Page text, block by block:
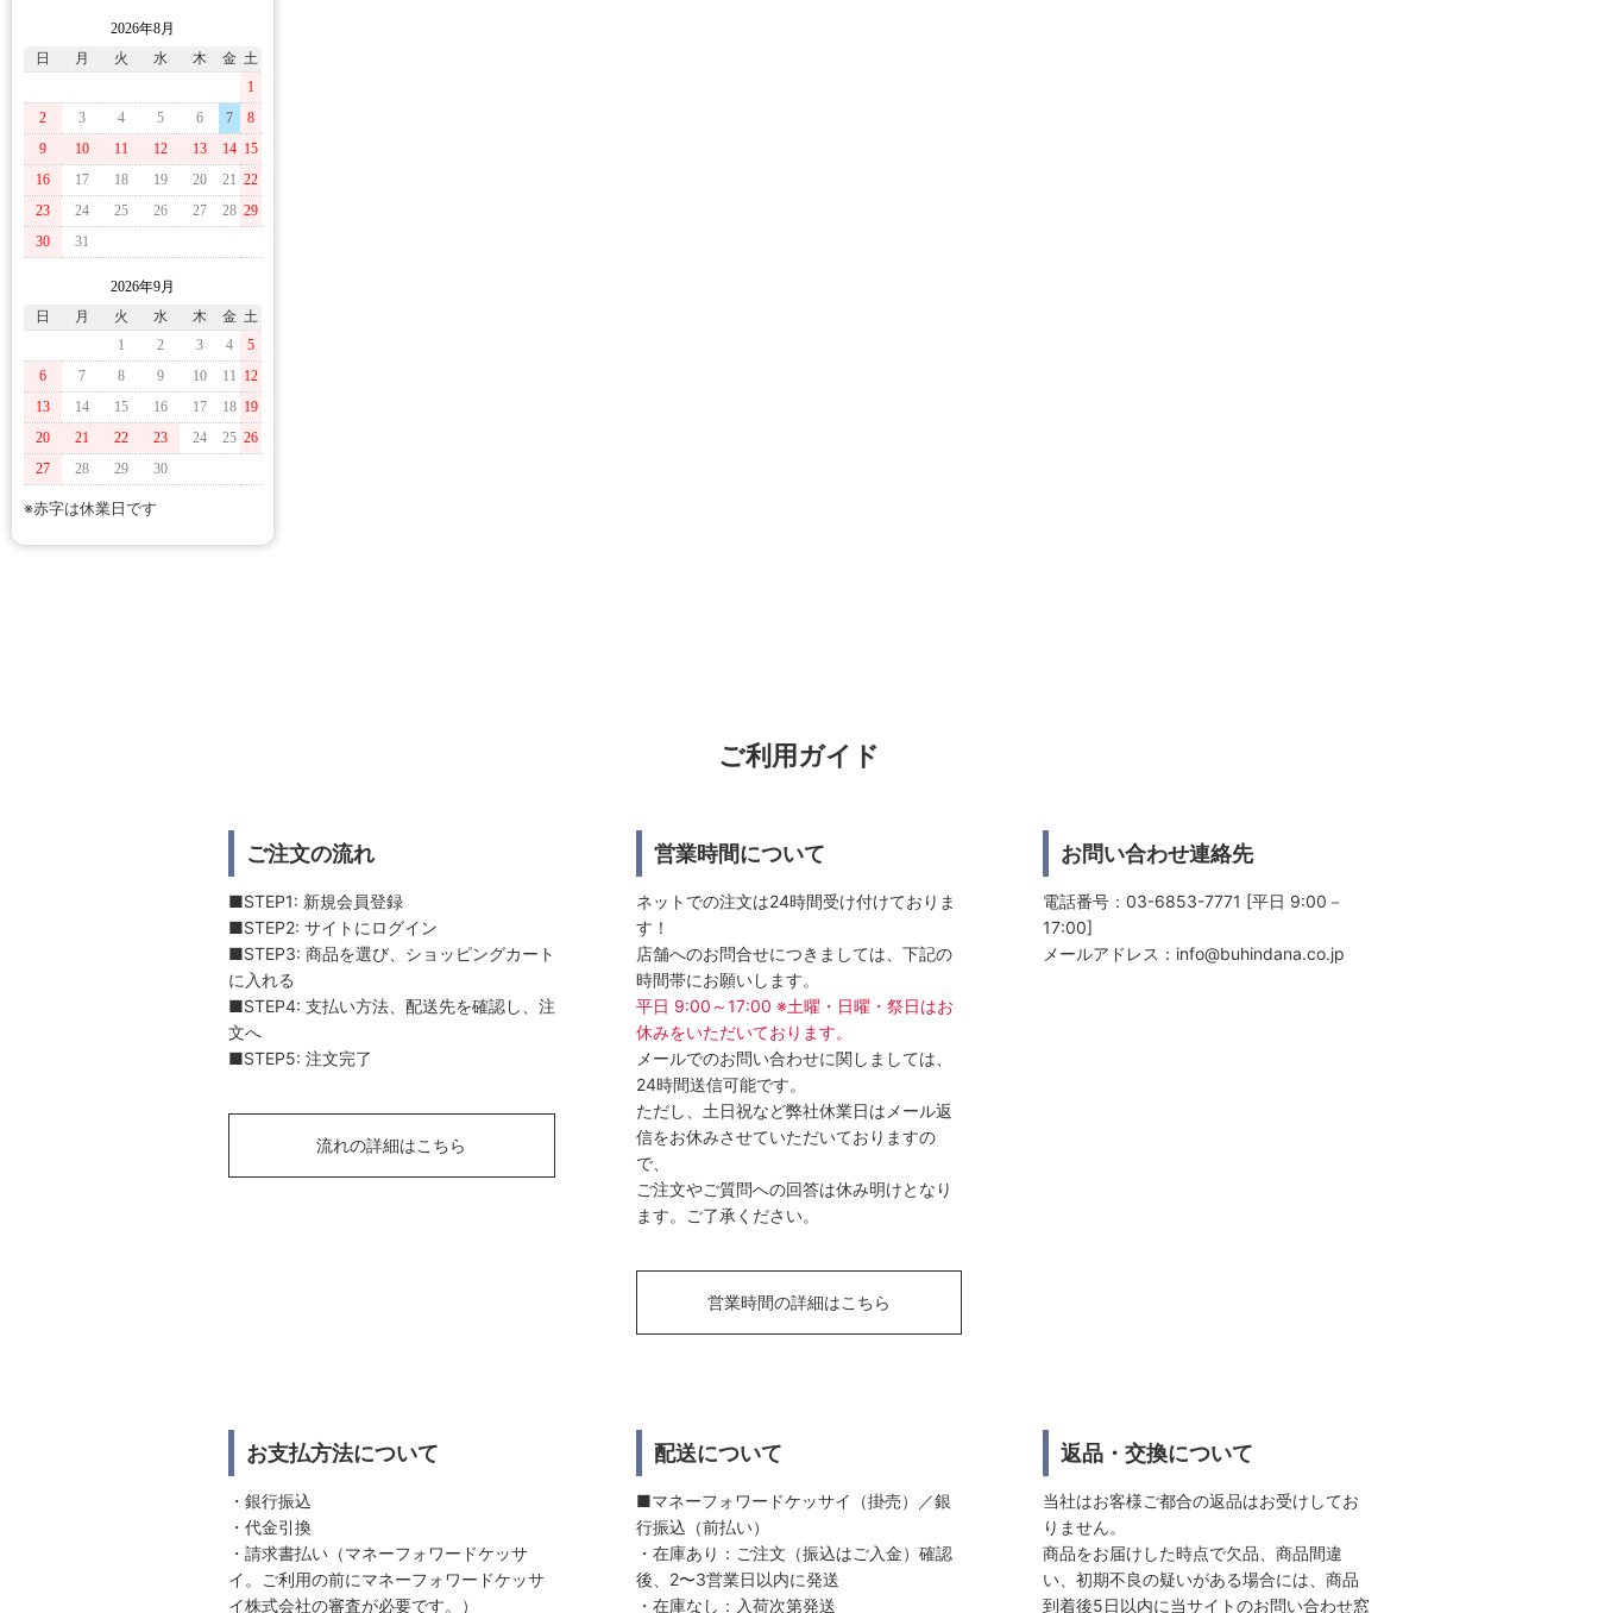
2026年8月
日
月 火 水 木 金 土
1
2
3 4 5 6 7
8
9
10 11 12 13 14 15
16
17 18 19 20 21 22
23
24 25 26 27 28 29
30
31
2026年9月
日
月 火 水 木 金 土
1
2 3 4
5
6
7 8 9 10 11 12
13
14 15 16 17 18 19
20
21 22 23 24 25 26
27
28 29 30
※赤字は休業日です
ご利用ガイド
ご注文の流れ
■STEP1: 新規会員登録
■STEP2: サイトにログイン
■STEP3: 商品を選び、ショッピングカート
に入れる
■STEP4: 支払い方法、配送先を確認し、注
文へ
■STEP5: 注文完了
流れの詳細はこちら
営業時間について
ネットでの注文は24時間受け付けておりま
す！
店舗へのお問合せにつきましては、下記の
時間帯にお願いします。
平日 9:00～17:00 ※土曜・日曜・祭日はお
休みをいただいております。
メールでのお問い合わせに関しましては、
24時間送信可能です。
ただし、土日祝など弊社休業日はメール返
信をお休みさせていただいておりますの
で、
ご注文やご質問への回答は休み明けとなり
ます。ご了承ください。
営業時間の詳細はこちら
お問い合わせ連絡先
電話番号：03-6853-7771 [平日 9:00－
17:00]
メールアドレス： info@buhindana.co.jp
お支払方法について
・銀行振込
・代金引換
・請求書払い（マネーフォワードケッサ
イ。ご利用の前にマネーフォワードケッサ
イ株式会社の審査が必要です。）
配送について
■マネーフォワードケッサイ（掛売）／銀
行振込（前払い）
・在庫あり：ご注文（振込はご入金）確認
後、2〜3営業日以内に発送
・在庫なし：入荷次第発送
返品・交換について
当社はお客様ご都合の返品はお受けしてお
りません。
商品をお届けした時点で欠品、商品間違
い、初期不良の疑いがある場合には、商品
到着後5日以内に当サイトのお問い合わせ窓